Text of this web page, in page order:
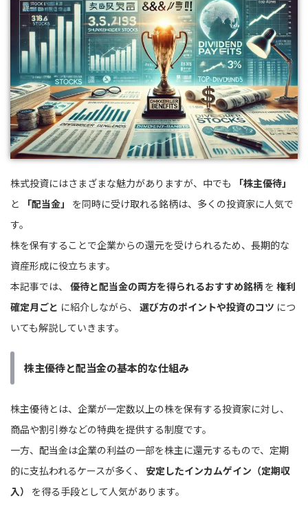
株式投資にはさまざまな魅力がありますが、中でも
「株主優待」
と
「配当金」
を同時に受け取れる銘柄は、多くの投資家に人気で
す。
株を保有することで企業からの還元を受けられるため、長期的な
資産形成に役立ちます。
本記事では、 優待と配当金の両方を得られるおすすめ銘柄 を 権利
確定月ごと に紹介しながら、 選び方のポイントや投資のコツ につ
いても解説していきます。
株主優待と配当金の基本的な仕組み
株主優待とは、企業が一定数以上の株を保有する投資家に対し、
商品や割引券などの特典を提供する制度です。
一方、配当金は企業の利益の一部を株主に還元するもので、定期
的に支払われるケースが多く、 安定したインカムゲイン（定期収
入）
を得る手段として人気があります。